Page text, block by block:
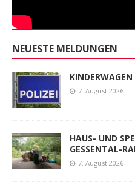
NEUESTE MELDUNGEN
7. August 2026
HAUS- UND
GESSENTAL-
7. August 2026